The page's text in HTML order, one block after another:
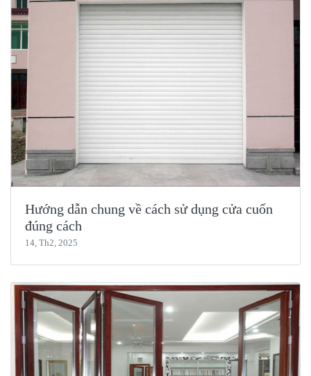
Hướng dẫn chung về cách sử dụng cửa cuốn
đúng cách
14, Th2, 2025